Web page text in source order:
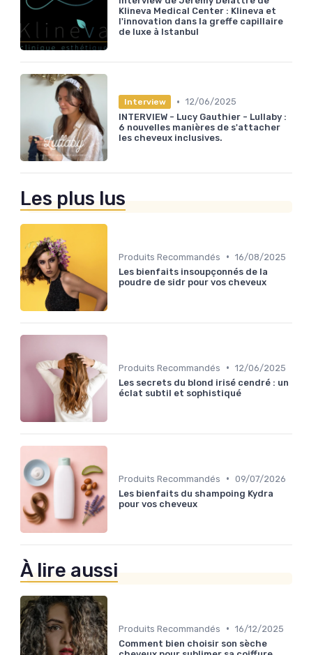
Klineva Medical Center : Klineva et
l'innovation dans la greffe capillaire
de luxe à Istanbul
Interview • 12/06/2025
INTERVIEW - Lucy Gauthier - Lullaby :
6 nouvelles manières de s'attacher
les cheveux inclusives.
Les plus lus
Produits Recommandés • 16/08/2025
Les bienfaits insoupçonnés de la
poudre de sidr pour vos cheveux
Produits Recommandés • 12/06/2025
Les secrets du blond irisé cendré : un
éclat subtil et sophistiqué
Produits Recommandés • 09/07/2026
Les bienfaits du shampoing Kydra
pour vos cheveux
À lire aussi
Produits Recommandés • 16/12/2025
Comment bien choisir son sèche